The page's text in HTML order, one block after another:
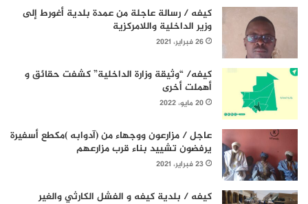
كيفه / رسالة عاجلة من عمدة بلدية أغورط إلى
وزير الداخلية واللامركزية
26 فبراير، 2021
كيفه/ “وثيقة وزارة الداخلية” كشفت حقائق و
أهملت أخرى
20 مايو، 2022
عاجل / مزارعون ووجهاء من (آدوابه )مكطع أسفيرة
يرفضون تشييد بناء قرب مزارعهم
23 فبراير، 2021
كيفه / بلدية كيفه و الفشل الكارثي والغير